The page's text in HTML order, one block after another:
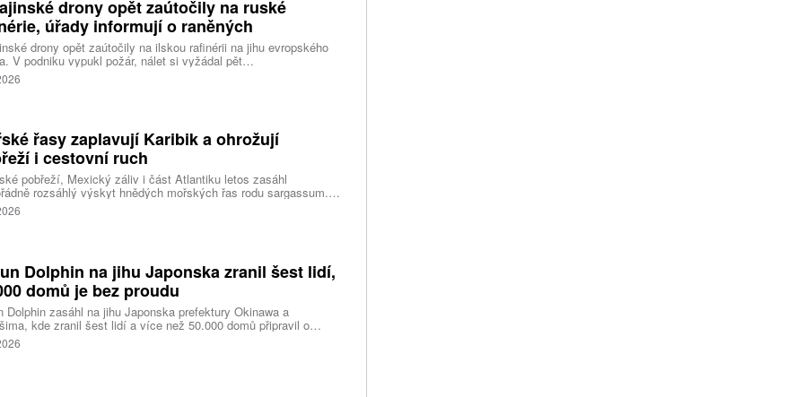
drony opět zaútočily na ruské
úřady informují o raněných
drony opět zaútočily na ilskou rafinérii na jihu evropského
V podniku vypukl požár, nálet si vyžádal pět
informoval krizový štáb Krasnodarského kraje. Další dva lidi
v Zadonsku na Donu, oznámil gubernátor Lipecké oblasti
řasy zaplavují Karibik a ohrožují
i cestovní ruch
pobřeží, Mexický záliv i část Atlantiku letos zasáhl
rozsáhlý výskyt hnědých mořských řas rodu sargassum.
se hromadí miliony tun biomasy, která po vyplavení rychle
zhoršuje kvalitu vody, omezuje život mořských organismů a
Dolphin na jihu Japonska zranil šest lidí,
domů je bez proudu
Dolphin zasáhl na jihu Japonska prefektury Okinawa a
kde zranil šest lidí a více než 50.000 domů připravil o
elektřiny. Na příchod tajfunu se kvůli riziku záplav a sesuvů
důsledku předpovídaných prudkých srážek připravují také na